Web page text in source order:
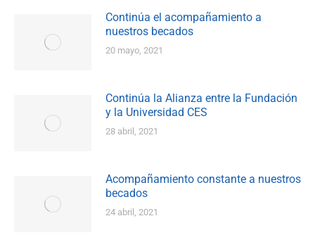
Continúa el acompañamiento a
nuestros becados
20 mayo, 2021
Continúa la Alianza entre la Fundación
y la Universidad CES
28 abril, 2021
Acompañamiento constante a nuestros
becados
24 abril, 2021